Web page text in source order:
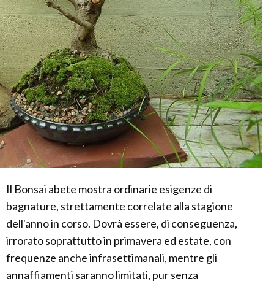
Il Bonsai abete mostra ordinarie esigenze di
bagnature, strettamente correlate alla stagione
dell'anno in corso. Dovrà essere, di conseguenza,
irrorato soprattutto in primavera ed estate, con
frequenze anche infrasettimanali, mentre gli
annaffiamenti saranno limitati, pur senza